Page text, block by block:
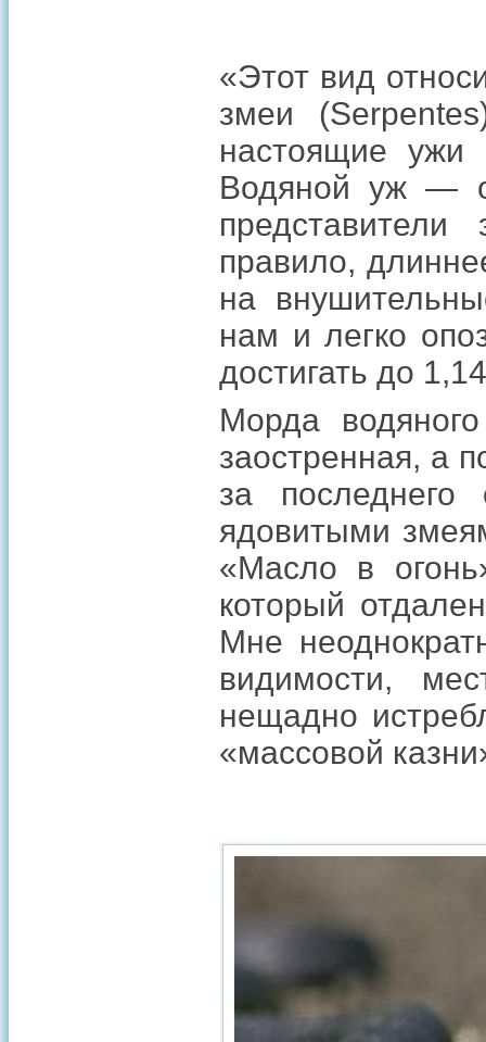
«Этот вид
змеи
настоящие ужи
Водяной уж —
правило,
на
нам и легко
достигать до
Морда
заостренная, а
за последнего
ядовитыми
«Масло в
который
Мне
видимости,
нещадно
«массовой